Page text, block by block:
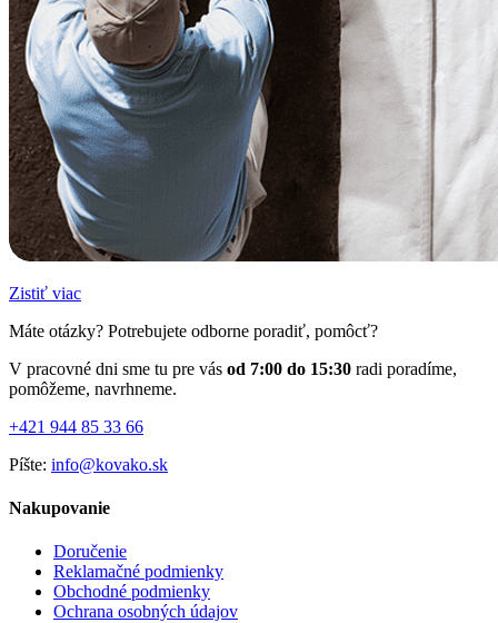
Zistiť viac
Máte otázky? Potrebujete odborne poradiť, pomôcť?
V pracovné dni sme tu pre vás od 7:00 do 15:30 radi poradíme,
pomôžeme, navrhneme.
+421 944 85 33 66
Píšte: info@kovako.sk
Nakupovanie
Doručenie
Reklamačné podmienky
Obchodné podmienky
Ochrana osobných údajov